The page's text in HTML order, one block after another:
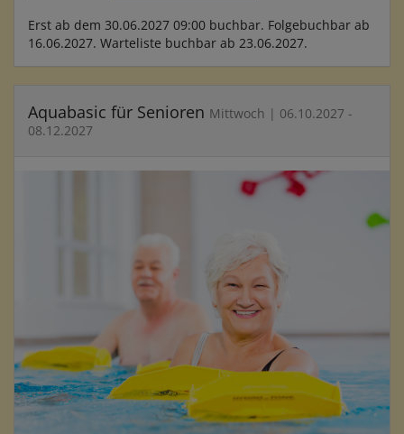
Erst ab dem 30.06.2027 09:00 buchbar. Folgebuchbar ab
16.06.2027. Warteliste buchbar ab 23.06.2027.
Aquabasic für Senioren Mittwoch | 06.10.2027 -
08.12.2027